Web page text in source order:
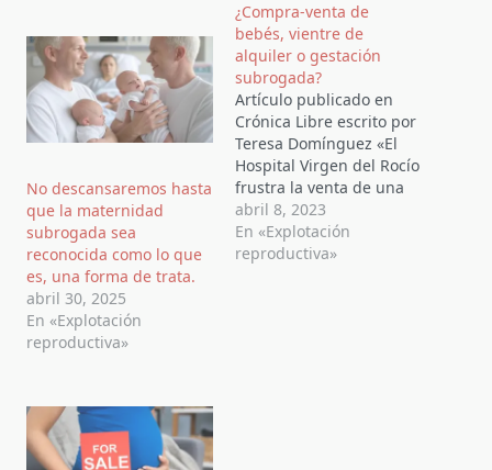
No descansaremos hasta
que la maternidad
subrogada sea
reconocida como lo que
es, una forma de trata.
abril 30, 2025
En «Explotación
reproductiva»
¿Compra-venta de
bebés, vientre de
alquiler o gestación
subrogada?
Artículo publicado en
Crónica Libre escrito por
Teresa Domínguez «El
Hospital Virgen del Rocío
frustra la venta de una
recién nacida”. «El
supuesto caso de vientre
de alquiler en
abril 8, 2023
En «Explotación
reproductiva»